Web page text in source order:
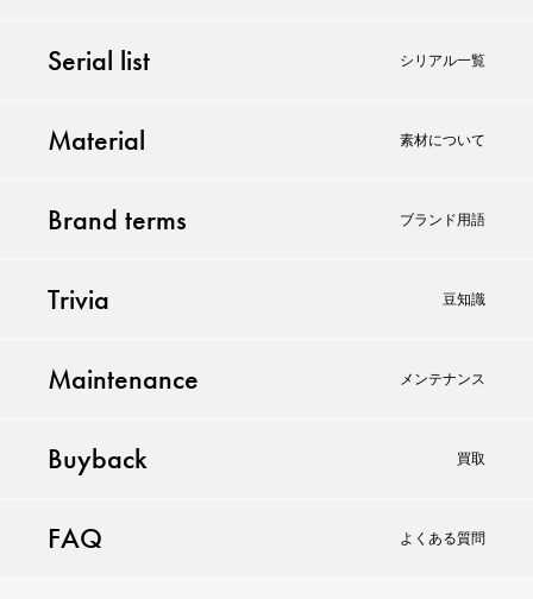
Serial list シリアル一覧
Material 素材について
Brand terms ブランド用語
Trivia 豆知識
Maintenance メンテナンス
Buyback 買取
FAQ よくある質問